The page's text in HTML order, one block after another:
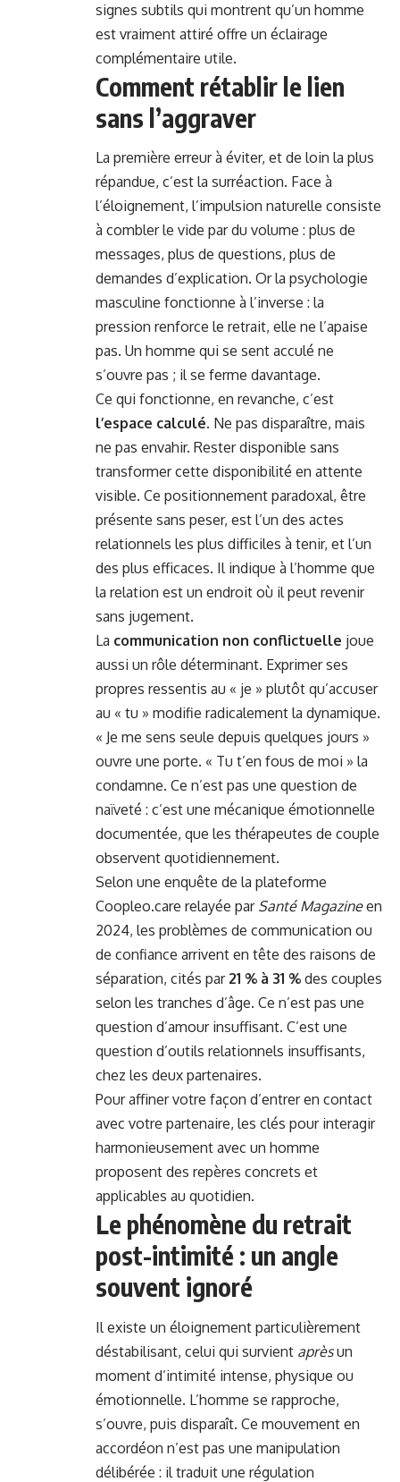
signes subtils qui montrent qu’un homme
est vraiment attiré offre un éclairage
complémentaire utile.
Comment rétablir le lien
sans l’aggraver
La première erreur à éviter, et de loin la plus
répandue, c’est la surréaction. Face à
l’éloignement, l’impulsion naturelle consiste
à combler le vide par du volume : plus de
messages, plus de questions, plus de
demandes d’explication. Or la psychologie
masculine fonctionne à l’inverse : la
pression renforce le retrait, elle ne l’apaise
pas. Un homme qui se sent acculé ne
s’ouvre pas ; il se ferme davantage.
Ce qui fonctionne, en revanche, c’est
l’espace calculé. Ne pas disparaître, mais
ne pas envahir. Rester disponible sans
transformer cette disponibilité en attente
visible. Ce positionnement paradoxal, être
présente sans peser, est l’un des actes
relationnels les plus difficiles à tenir, et l’un
des plus efficaces. Il indique à l’homme que
la relation est un endroit où il peut revenir
sans jugement.
La communication non conflictuelle joue
aussi un rôle déterminant. Exprimer ses
propres ressentis au « je » plutôt qu’accuser
au « tu » modifie radicalement la dynamique.
« Je me sens seule depuis quelques jours »
ouvre une porte. « Tu t’en fous de moi » la
condamne. Ce n’est pas une question de
naïveté : c’est une mécanique émotionnelle
documentée, que les thérapeutes de couple
observent quotidiennement.
Selon une enquête de la plateforme
Coopleo.care relayée par Santé Magazineen
2024, les problèmes de communication ou
de confiance arrivent en tête des raisons de
séparation, cités par 21 % à 31 % des couples
selon les tranches d’âge. Ce n’est pas une
question d’amour insuffisant. C’est une
question d’outils relationnels insuffisants,
chez les deux partenaires.
Pour affiner votre façon d’entrer en contact
avec votre partenaire, les clés pour interagir
harmonieusement avec un homme
proposent des repères concrets et
applicables au quotidien.
Le phénomène du retrait
post-intimité : un angle
souvent ignoré
Il existe un éloignement particulièrement
déstabilisant, celui qui survient aprèsun
moment d’intimité intense, physique ou
émotionnelle. L’homme se rapproche,
s’ouvre, puis disparaît. Ce mouvement en
accordéon n’est pas une manipulation
délibérée : il traduit une régulation